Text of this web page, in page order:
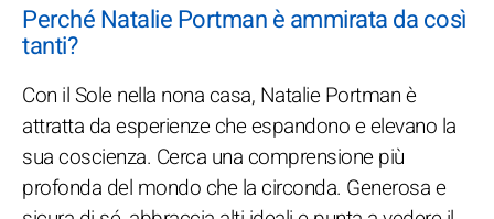
Perché Natalie Portman è ammirata da così
tanti?
Con il Sole nella nona casa, Natalie Portman è
attratta da esperienze che espandono e elevano la
sua coscienza. Cerca una comprensione più
profonda del mondo che la circonda. Generosa e